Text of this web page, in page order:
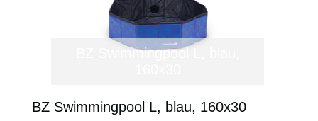
BZ Swimmingpool L, blau,
BZ Swimmingpool L, blau, 160x30